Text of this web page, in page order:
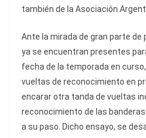
también de la Asociación
Ante la mirada de gran parte de
ya se encuentran presentes
fecha de la temporada en
vueltas de reconocimiento en
encarar otra tanda de vueltas
reconocimiento de las
a su paso. Dicho ensayo, se